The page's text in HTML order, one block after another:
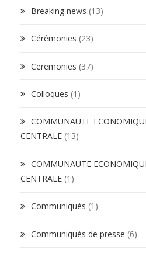
Breaking news (13)
Cérémonies (23)
Ceremonies (37)
Colloques (1)
COMMUNAUTE
CENTRALE (13)
COMMUNAUTE
CENTRALE (1)
Communiqués (1)
Communiqués de presse (6)